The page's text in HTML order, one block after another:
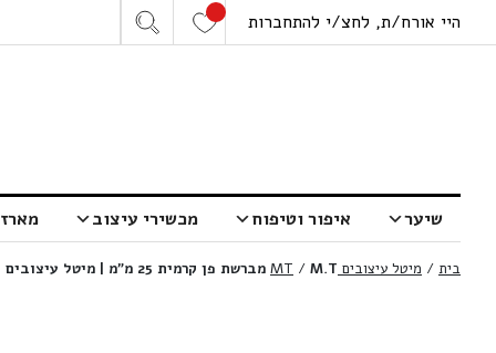
היי אורח/ת, לחצ/י להתחברות
שיער איפור וטיפוח מכשירי עיצוב
בית / מיטל עיצובים MT / M.T מברשת פן קרמית 25 מ”מ | מיטל עיצובים